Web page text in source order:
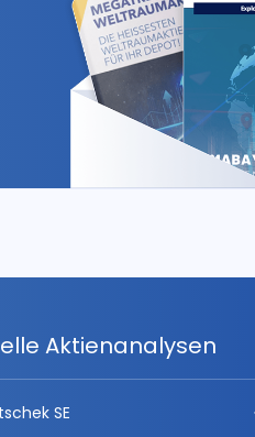
Aktienanalysen
SE